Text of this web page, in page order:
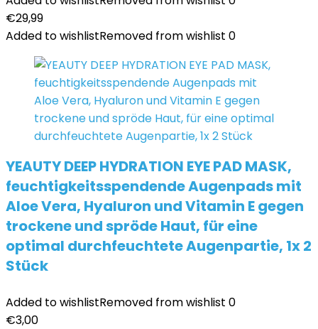
€29,99
Added to wishlistRemoved from wishlist 0
YEAUTY DEEP HYDRATION EYE PAD MASK,
feuchtigkeitsspendende Augenpads mit
Aloe Vera, Hyaluron und Vitamin E gegen
trockene und spröde Haut, für eine
optimal durchfeuchtete Augenpartie, 1x 2
Stück
Added to wishlistRemoved from wishlist 0
€3,00